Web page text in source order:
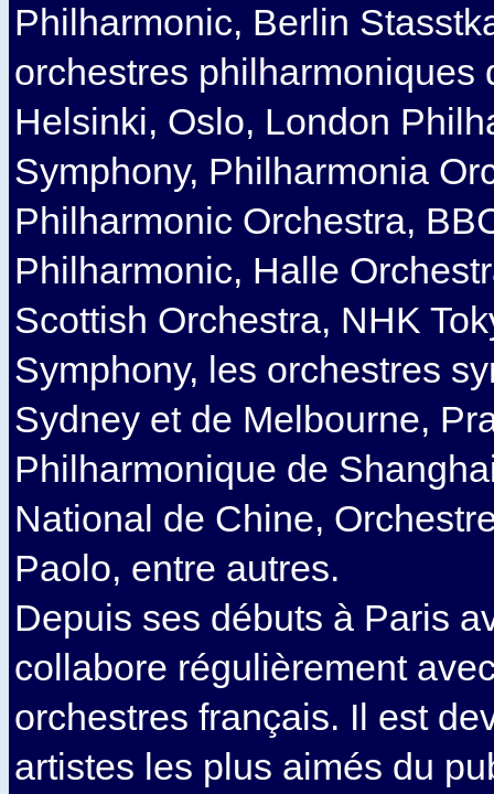
Philharmonic, Berlin
orchestres philharmoniques
Helsinki, Oslo, London
Symphony, Philharmonia
Philharmonic Orchestra,
Philharmonic, Halle
Scottish Orchestra, NHK
Symphony, les orchestres
Sydney et de Melbourne,
Philharmonique de
National de Chine,
Paolo, entre autres.
Depuis ses débuts à Paris
collabore régulièrement
orchestres français. Il est
artistes les plus aimés du